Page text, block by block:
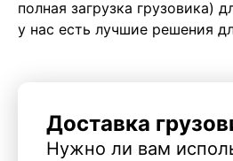
полная загрузка грузовика)
у нас есть лучшие решения
Доставка
Нужно ли вам